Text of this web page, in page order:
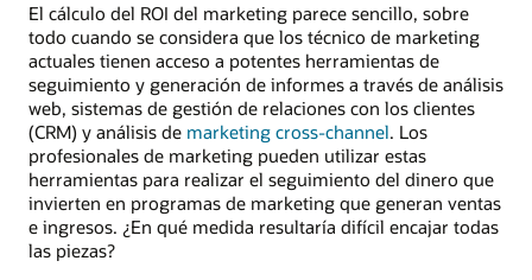
El cálculo del ROI del marketing parece sencillo, sobre
todo cuando se considera que los técnico de marketing
actuales tienen acceso a potentes herramientas de
seguimiento y generación de informes a través de análisis
web, sistemas de gestión de relaciones con los clientes
(CRM) y análisis de marketing cross-channel. Los
profesionales de marketing pueden utilizar estas
herramientas para realizar el seguimiento del dinero que
invierten en programas de marketing que generan ventas
e ingresos. ¿En qué medida resultaría difícil encajar todas
las piezas?